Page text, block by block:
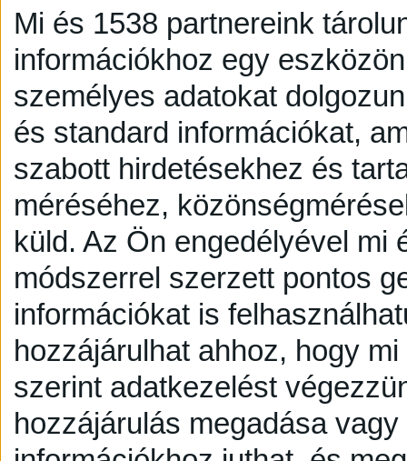
Mi és 1538 partnereink
információkhoz egy
személyes adatokat
és standard információkat,
szabott hirdetésekhez és
méréséhez,
küld. Az Ön engedélyével mi
módszerrel szerzett pontos
információkat is
hozzájárulhat ahhoz, hogy
szerint adatkezelést
hozzájárulás megadása